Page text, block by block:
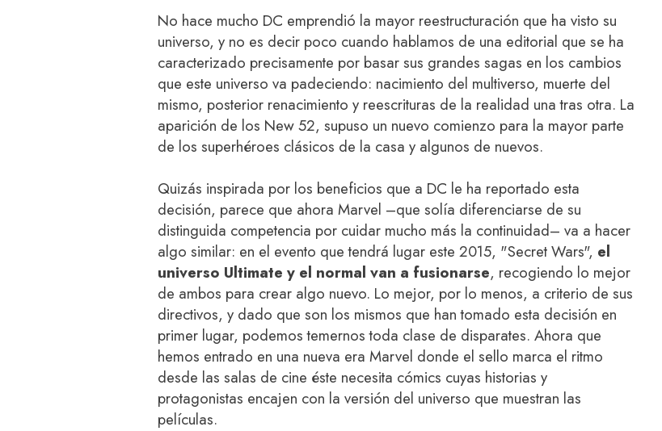
No hace mucho DC emprendió la mayor reestructuración que ha visto su
universo, y no es decir poco cuando hablamos de una editorial que se ha
caracterizado precisamente por basar sus grandes sagas en los cambios
que este universo va padeciendo: nacimiento del multiverso, muerte del
mismo, posterior renacimiento y reescrituras de la realidad una tras otra. La
aparición de los New 52, supuso un nuevo comienzo para la mayor parte
de los superhéroes clásicos de la casa y algunos de nuevos.
Quizás inspirada por los beneficios que a DC le ha reportado esta
decisión, parece que ahora Marvel –que solía diferenciarse de su
distinguida competencia por cuidar mucho más la continuidad– va a hacer
algo similar: en el evento que tendrá lugar este 2015, "Secret Wars", el
universo Ultimate y el normal van a fusionarse, recogiendo lo mejor
de ambos para crear algo nuevo. Lo mejor, por lo menos, a criterio de sus
directivos, y dado que son los mismos que han tomado esta decisión en
primer lugar, podemos temernos toda clase de disparates. Ahora que
hemos entrado en una nueva era Marvel donde el sello marca el ritmo
desde las salas de cine éste necesita cómics cuyas historias y
protagonistas encajen con la versión del universo que muestran las
películas.